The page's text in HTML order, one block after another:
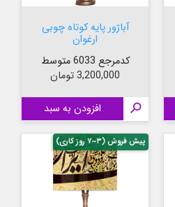
آباژور پایه کوتاه چوبی
ارغوان
کدمرجع 6033 متوسط
قیمت
3,200,000 تومان
 افزودن به سبد
پیش فروش (۳~۷ روز کاری)